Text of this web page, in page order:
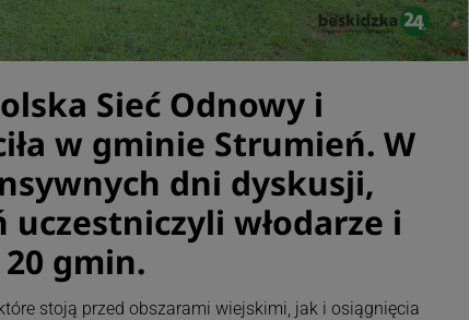
Sieć Odnowy i
w gminie Strumień. W
dni dyskusji,
włodarze i
gmin.
stoją przed obszarami wiejskimi, jak i osiągnięcia